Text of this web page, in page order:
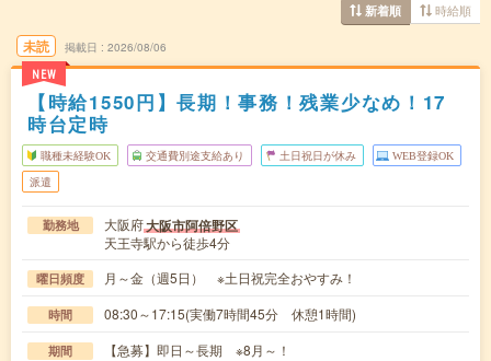
新着順 時給順
未読
NEW
掲載日 2026/08/06
【時給1550円】長期！事務！残業少なめ！17
時台定時
職種未経験OK 交通費別途支給あり 土日祝日が休み WEB登録OK
派遣
勤務地 大阪府大阪市阿倍野区
天王寺駅から徒歩4分
曜日頻度 月～金（週5日） ※土日祝完全おやすみ！
時間 08:30～17:15(実働7時間45分 休憩1時間)
期間 【急募】即日～長期 ※8月～！